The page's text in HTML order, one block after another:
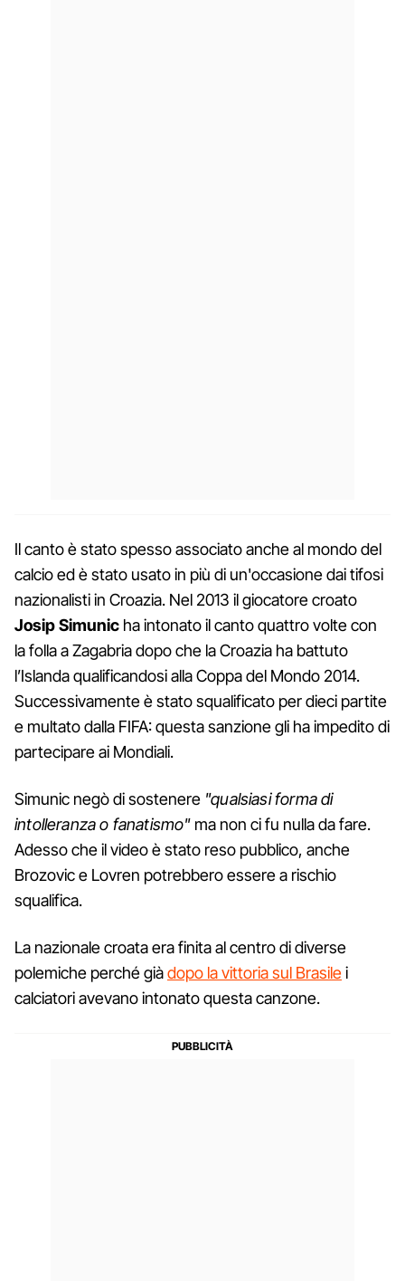
Il canto è stato spesso associato anche al mondo del
calcio ed è stato usato in più di un'occasione dai tifosi
nazionalisti in Croazia. Nel 2013 il giocatore croato
Josip Simunic ha intonato il canto quattro volte con
la folla a Zagabria dopo che la Croazia ha battuto
l’Islanda qualificandosi alla Coppa del Mondo 2014.
Successivamente è stato squalificato per dieci partite
e multato dalla FIFA: questa sanzione gli ha impedito di
partecipare ai Mondiali.
Simunic negò di sostenere "qualsiasi forma di
intolleranza o fanatismo"ma non ci fu nulla da fare.
Adesso che il video è stato reso pubblico, anche
Brozovic e Lovren potrebbero essere a rischio
squalifica.
La nazionale croata era finita al centro di diverse
polemiche perché giàdopo la vittoria sul Brasilei
calciatori avevano intonato questa canzone.